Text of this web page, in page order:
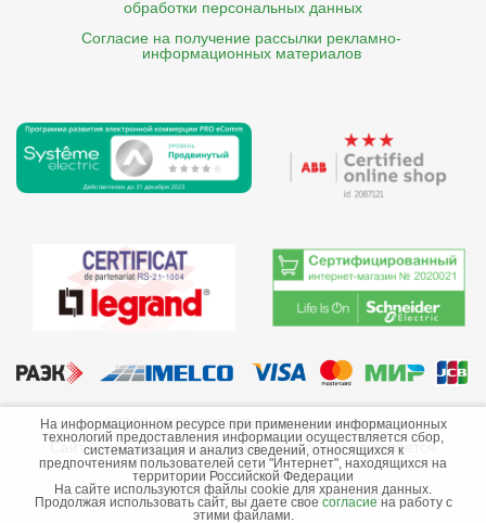
обработки персональных данных
Согласие на получение рассылки рекламно-
    информационных материалов
©2013-2026 ООО «Краснодарэлектро»
Сайт носит информационный характер и не является
публичной офертой.
Стоимость товаров и их наличие не гарантируются.
На информационном ресурсе при применении информационных
технологий предоставления информации осуществляется сбор,
систематизация и анализ сведений, относящихся к
предпочтениям пользователей сети "Интернет", находящихся на
территории Российской Федерации
На сайте используются файлы cookie для хранения данных.
Продолжая использовать сайт, вы даете свое согласие на работу с
этими файлами.